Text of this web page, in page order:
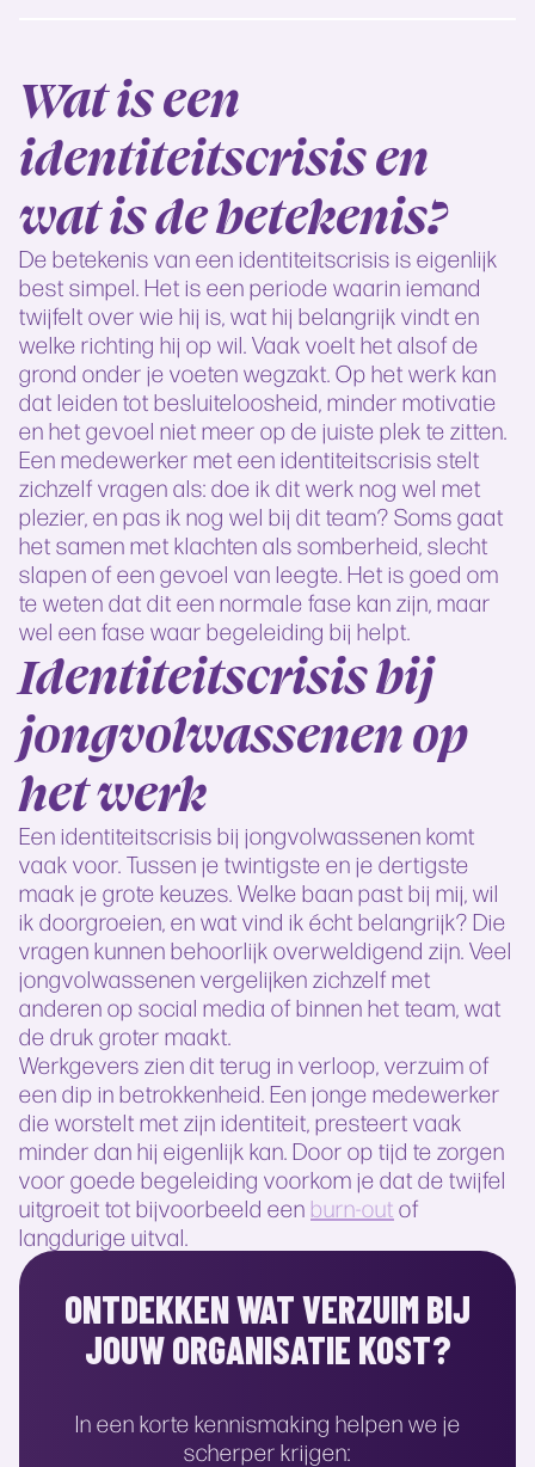
Wat is een
identiteitscrisis en
wat is de betekenis?
De betekenis van een identiteitscrisis is eigenlijk
best simpel. Het is een periode waarin iemand
twijfelt over wie hij is, wat hij belangrijk vindt en
welke richting hij op wil. Vaak voelt het alsof de
grond onder je voeten wegzakt. Op het werk kan
dat leiden tot besluiteloosheid, minder motivatie
en het gevoel niet meer op de juiste plek te zitten.
Een medewerker met een identiteitscrisis stelt
zichzelf vragen als: doe ik dit werk nog wel met
plezier, en pas ik nog wel bij dit team? Soms gaat
het samen met klachten als somberheid, slecht
slapen of een gevoel van leegte. Het is goed om
te weten dat dit een normale fase kan zijn, maar
wel een fase waar begeleiding bij helpt.
Identiteitscrisis bij
jongvolwassenen op
het werk
Een identiteitscrisis bij jongvolwassenen komt
vaak voor. Tussen je twintigste en je dertigste
maak je grote keuzes. Welke baan past bij mij, wil
ik doorgroeien, en wat vind ik écht belangrijk? Die
vragen kunnen behoorlijk overweldigend zijn. Veel
jongvolwassenen vergelijken zichzelf met
anderen op social media of binnen het team, wat
de druk groter maakt.
Werkgevers zien dit terug in verloop, verzuim of
een dip in betrokkenheid. Een jonge medewerker
die worstelt met zijn identiteit, presteert vaak
minder dan hij eigenlijk kan. Door op tijd te zorgen
voor goede begeleiding voorkom je dat de twijfel
uitgroeit tot bijvoorbeeld een burn-out of
langdurige uitval.
ONTDEKKEN WAT VERZUIM BIJ
JOUW ORGANISATIE KOST?
In een korte kennismaking helpen we je
scherper krijgen: